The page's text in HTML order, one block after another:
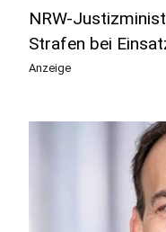
NRW-
Strafen bei
Anzeige